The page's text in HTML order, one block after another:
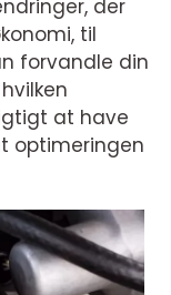
der
til
forvandle din
at have
optimeringen